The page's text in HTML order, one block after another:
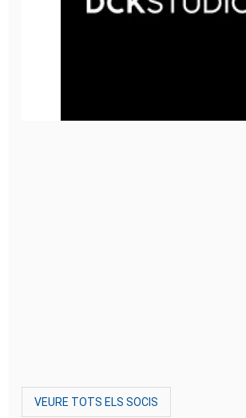
VEURE TOTS ELS SOCIS